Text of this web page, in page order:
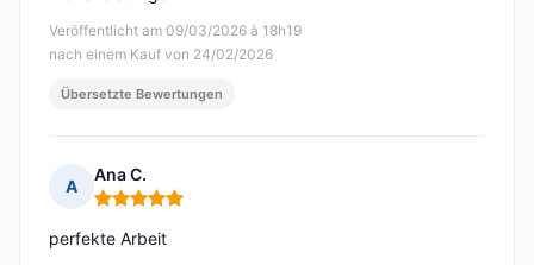
Veröffentlicht am 09/03/2026 à 18h19
nach einem Kauf von 24/02/2026
Übersetzte Bewertungen
A
Ana C.
Hinweis: 5 von 5
perfekte Arbeit